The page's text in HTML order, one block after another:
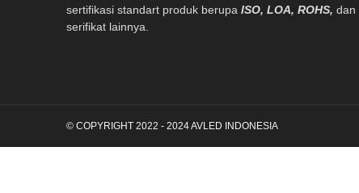
sertifikasi standart produk berupa ISO, LOA, ROHS, dan
serifikat lainnya.
© COPYRIGHT 2022 - 2024 AVLED INDONESIA